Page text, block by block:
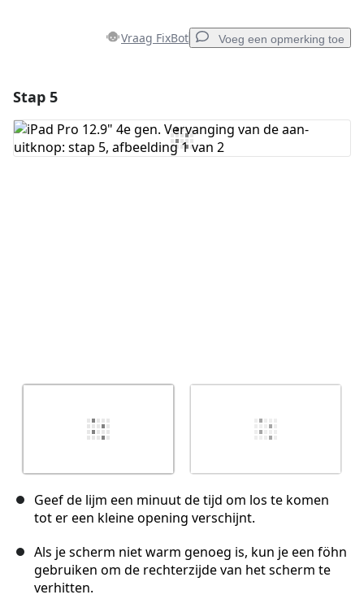
Vraag FixBot Voeg een opmerking toe
Voeg opmerking toe
Stap 5
Geef de lijm een minuut de tijd om los te komen
tot er een kleine opening verschijnt.
Als je scherm niet warm genoeg is, kun je een föhn
gebruiken om de rechterzijde van het scherm te
verhitten.